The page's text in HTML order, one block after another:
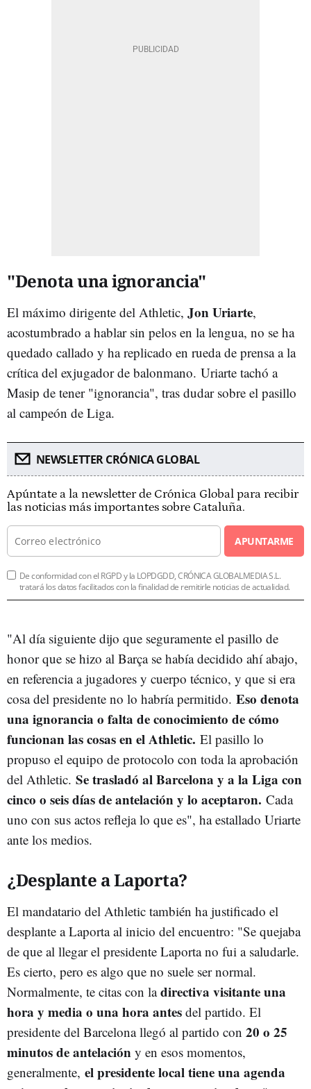
"Denota una ignorancia"
El máximo dirigente del Athletic, Jon Uriarte,
acostumbrado a hablar sin pelos en la lengua, no se ha
quedado callado y ha replicado en rueda de prensa a la
crítica del exjugador de balonmano. Uriarte tachó a
Masip de tener "ignorancia", tras dudar sobre el pasillo
al campeón de Liga.
NEWSLETTER CRÓNICA GLOBAL
Apúntate a la newsletter de Crónica Global para recibir
las noticias más importantes sobre Cataluña.
APUNTARME
De conformidad con el RGPD y la LOPDGDD, CRÓNICA GLOBALMEDIA S.L.
tratará los datos facilitados con la finalidad de remitirle noticias de actualidad.
"Al día siguiente dijo que seguramente el pasillo de
honor que se hizo al Barça se había decidido ahí abajo,
en referencia a jugadores y cuerpo técnico, y que si era
cosa del presidente no lo habría permitido. Eso denota
una ignorancia o falta de conocimiento de cómo
funcionan las cosas en el Athletic. El pasillo lo
propuso el equipo de protocolo con toda la aprobación
del Athletic. Se trasladó al Barcelona y a la Liga con
cinco o seis días de antelación y lo aceptaron. Cada
uno con sus actos refleja lo que es", ha estallado Uriarte
ante los medios.
¿Desplante a Laporta?
El mandatario del Athletic también ha justificado el
desplante a Laporta al inicio del encuentro: "Se quejaba
de que al llegar el presidente Laporta no fui a saludarle.
Es cierto, pero es algo que no suele ser normal.
Normalmente, te citas con ladirectiva visitante una
hora y media o una hora antes del partido. El
presidente del Barcelona llegó al partido con 20 o 25
minutos de antelación y en esos momentos,
generalmente, el presidente local tiene una agenda